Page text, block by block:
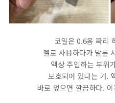
코일은 0.6옴 짜리
젤로 사용하다가 말론
액상 주입하는 부위
보호되어 있다는 거.
바로 덮으면 깔끔하다.